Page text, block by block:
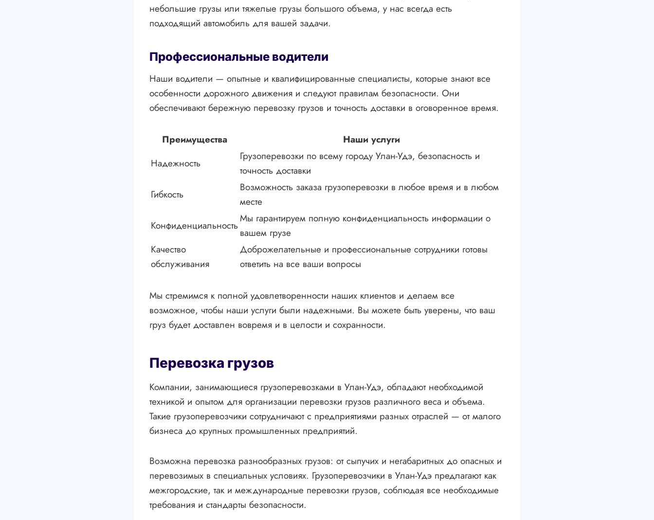
небольшие грузы или тяжелые грузы большого объема, у нас всегда есть
подходящий автомобиль для вашей задачи.
Профессиональные водители
Наши водители — опытные и квалифицированные специалисты, которые знают все
особенности дорожного движения и следуют правилам безопасности. Они
обеспечивают бережную перевозку грузов и точность доставки в оговоренное время.
Преимущества
Наши услуги
Надежность
Грузоперевозки по всему городу Улан-Удэ, безопасность и
точность доставки
Гибкость
Возможность заказа грузоперевозки в любое время и в любом
месте
Конфиденциальность
Мы гарантируем полную конфиденциальность информации о
вашем грузе
Качество
обслуживания
Доброжелательные и профессиональные сотрудники готовы
ответить на все ваши вопросы
Мы стремимся к полной удовлетворенности наших клиентов и делаем все
возможное, чтобы наши услуги были надежными. Вы можете быть уверены, что ваш
груз будет доставлен вовремя и в целости и сохранности.
Перевозка грузов
Компании, занимающиеся грузоперевозками в Улан-Удэ, обладают необходимой
техникой и опытом для организации перевозки грузов различного веса и объема.
Такие грузоперевозчики сотрудничают с предприятиями разных отраслей — от малого
бизнеса до крупных промышленных предприятий.
Возможна перевозка разнообразных грузов: от сыпучих и негабаритных до опасных и
перевозимых в специальных условиях. Грузоперевозчики в Улан-Удэ предлагают как
межгородские, так и международные перевозки грузов, соблюдая все необходимые
требования и стандарты безопасности.